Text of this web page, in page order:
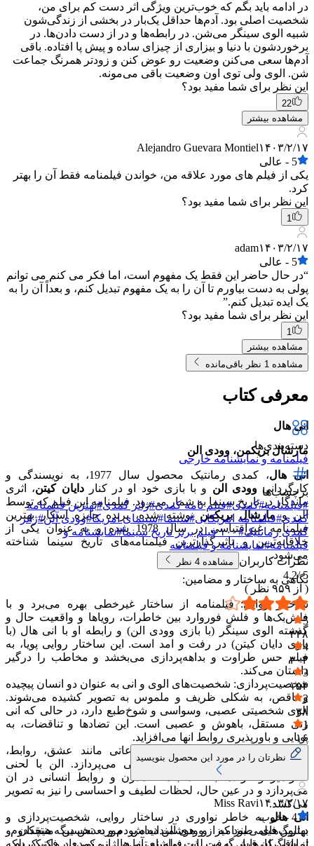
در ادامه باید بگم که خوب‌ترین ویژگی اثر دست کم برای من،
شخصیت اصلی بود. آدم‌ها حداقل یک‌بار در بخشی از زندگی‌شون
شبیه الوی سینگر می‌شن. در رابطه‌ها و در از دست دادن‌ها. در
برخوردشون با دنیا و بیزاری از چیزای ساده و پیش پا افتاده. باقی
آدم‌ها سعی می‌کنن وضعیت رو عوض کنن و زودتر همرنگ جماعت
شن. الوی ولی توی اون وضعیت باقی می‌مونه.
این نظر برای شما مفید بود؟
22
مشاهده بیشتر
Alejandro Guevara Montiel۱۴۰۳/۲/۱۷
5
- عالی
یکی از فیلم های مورد علاقه من، خواندن فیلمنامه فقط آن را بهتر
کرد.
این نظر برای شما مفید بود؟
1
adam۱۴۰۳/۲/۱۷
5
- عالی
“در حال حاضر این فقط یک مفهوم است، اما فکر می کنم می توانم
پولی به دست بیاورم تا آن را به یک مفهوم تبدیل کنم، و بعداً آن را به
یک ایده تبدیل کنم.”
این نظر برای شما مفید بود؟
1
مشاهده بیشتر
مشاهده 1 نظر باقی‌مانده
معرفی کتاب
انی هال
مارشال بریکمن، وودی الن
انی هال
، کمدی رمانتیک محصول سال 1977، به نویسندگی و
کارگردانیوودی الن و با بازی خود او در کناردایان کیتن، اثری
ماندگار در تاریخ سینما به شمار می‌رود. فیلمنامه این فیلم که توسط
الن ومارشال بریکمن نوشته شده، برنده جایزه اسکار بهترین
فیلمنامه غیراقتباسی در سال 1978 شده و به عنوان یکی از
خلاقانه‌ترین و تاثیرگذارترین فیلمنامه‌های تاریخ سینما شناخته
می‌شود.
نگاهی به ساختار و مضامین:
ساختار روایی: فیلمنامه از ساختار غیرخطی بهره می‌برد و با
فلش‌بک‌ها و فلش ‌فوروارد بین خاطرات، رویاها و واقعیت حال و
گذشته الوی سینگر (با بازی وودی الن) و رابطه او با انی هال (با
بازی دایان کیتن) در رفت و امد است. این ساختار روایی پویا، به
فیلم حس طراوت و بداهه‌پردازی می‌بخشد و مخاطب را درگیر
داستان می‌کند.
شخصیت‌پردازی: شخصیت‌های الوی و انی به عنوان دو انسان پیچیده
و ناقص، به شکلی ظریف و ملموس به تصویر کشیده می‌شوند.
الوی شخصیتی عصبی، وسواسی و شوخ‌طبع دارد، در حالی که انی
زنی مستقل، باهوش و عصبی است. این تضادها و تناقضات، به
پویایی و باورپذیری روابط انها می‌افزاید.
مضامین: فیلمنامه به واکاوی موضوعاتی مانند عشق، روابط،
اضطراب، رؤیا، مرگ و معنای زندگی می‌پردازد. الن با لحنی
طنزامیز و گزنده، به نقد جامعه مدرن و روابط انسانی در ان
می‌پردازد و در عین حال، لحظات لطیف و احساسی را نیز به تصویر
می‌کشد.
انی هالبه خاطر نواوری در ساختار روایی، شخصیت‌پردازی و
دیالوگ‌های طنزامیز و هوشمندانه‌اش مورد تحسین منتقدان و
دسته‌بندی‌ها
فیلمنامه و نمایشنامه خارجی
برچسب‌ها
#فیلمنامه#کمدی#فیلم نامه کمدی#ژانر کمدی#بهترین فیلمنامه
کمدی#فیلمنامه امریکایی#سینما#سینمای امریکا#وودی آلن#ژانر
کمدی رمانتیک#۱۰۰ فیلم برتر تاریخ سینما #نمایشنامه و
فیلمنامه#نمایشنامه و فیلمنامه
نظرات کاربران
مشاهده 4 نظر
5 /
4.2
( از ۹۵۹ نظر )
5
۴۴۸
4
۳۰۳
3
۱۵۴
2
۳۸
1
۱۶
نظرتان را در مورد این محصول بنویسید
Miss Ravi۱۴۰۳/۲/۱۷
4
-خوب
بهترین فیلمی بود که از وودی آلن دیده بودم و بعدش دیگه هیچکدوم